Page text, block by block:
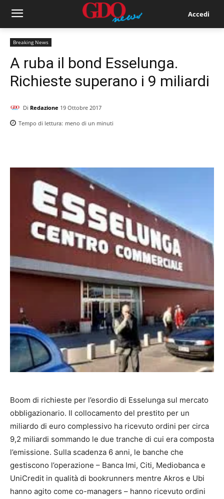
Accedi
Breaking News
A ruba il bond Esselunga.
Richieste superano i 9 miliardi
Di Redazione 19 Ottobre 2017
Tempo di lettura: meno di un minuti
Boom di richieste per l’esordio di Esselunga sul mercato
obbligazionario. Il collocamento del prestito per un
miliardo di euro complessivo ha ricevuto ordini per circa
9,2 miliardi sommando le due tranche di cui era composta
l’emissione. Sulla scadenza 6 anni, le banche che
gestiscono l’operazione – Banca Imi, Citi, Mediobanca e
UniCredit in qualità di bookrunners mentre Akros e Ubi
hanno agito come co-managers – hanno ricevuto ordini